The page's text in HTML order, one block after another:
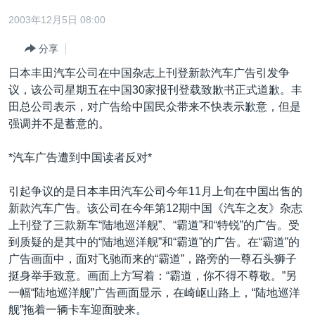
内
转
到
导
航
检
索
国际
最新国际新闻
印太
中东
欧洲
美洲
全球议题
分类新闻
经济·金融·贸易
人权·法律·宗教
科教·文娱·体健
劳工
环境
美中关系
热点专题
白宫要闻
国会报道
美中关系
美国建国250周年
埃博拉疫情
美国之音专访
重要讲话与声明
VOA视频
VOA今日焦点
中文广播
关注我们
2003年12月5日 08:00
分享
日本丰田汽车公司在中国杂志上刊登新款汽车广告引发争
议，该公司星期五在中国30家报刊登载致歉书正式道歉。丰
田总公司表示，对广告给中国民众带来不快表示歉意，但是
强调并不是蓄意的。
*汽车广告遭到中国读者反对*
引起争议的是日本丰田汽车公司今年11月上旬在中国出售的
新款汽车广告。该公司在今年第12期中国《汽车之友》杂志
上刊登了三款新车“陆地巡洋舰”、“霸道”和“特锐”的广告。受
到质疑的是其中的“陆地巡洋舰”和“霸道”的广告。在“霸道”的
广告画面中，面对飞驰而来的“霸道”，路旁的一尊石头狮子
挺身举手致意。画面上方写着：“霸道，你不得不尊敬。”另
一幅“陆地巡洋舰”广告画面显示，在崎岖山路上，“陆地巡洋
舰”拖着一辆卡车迎面驶来。